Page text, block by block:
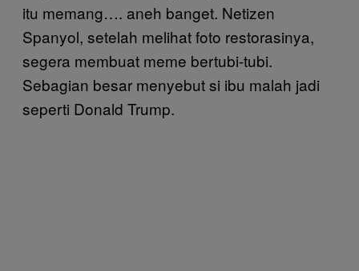
itu memang…. aneh banget. Netizen
Spanyol, setelah melihat foto restorasinya,
segera membuat meme bertubi-tubi.
Sebagian besar menyebut si ibu malah jadi
seperti Donald Trump.